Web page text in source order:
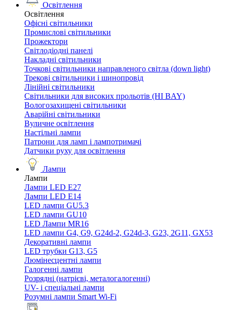
Освітлення
Освітлення
Офісні світильники
Промислові світильники
Прожектори
Світлодіодні панелі
Накладні світильники
Точкові світильники направленого світла (down light)
Трекові світильники і шинопровід
Лінійні світильники
Світильники для високих прольотів (HI BAY)
Вологозахищені світильники
Аварійні світильники
Вуличне освітлення
Настільні лампи
Патрони для ламп і лампотримачі
Датчики руху для освітлення
Лампи
Лампи
Лампи LED E27
Лампи LED Е14
LED лампи GU5.3
LED лампи GU10
LED Лампи MR16
LED лампи G4, G9, G24d-2, G24d-3, G23, 2G11, GX53
Декоративні лампи
LED трубки G13, G5
Люмінесцентні лампи
Галогенні лампи
Розрядні (натрієві, металогалогенні)
UV- і спеціальні лампи
Розумні лампи Smart Wi-Fi